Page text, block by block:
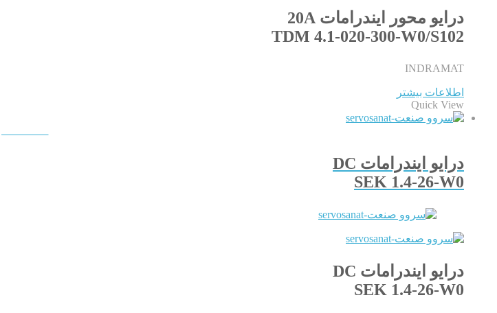
درایو محور ایندرامات 20A
TDM 4.1-020-300-W0/S102
INDRAMAT
اطلاعات بیشتر
Quick View
درایو ایندرامات DC
SEK 1.4-26-W0
درایو ایندرامات DC
SEK 1.4-26-W0